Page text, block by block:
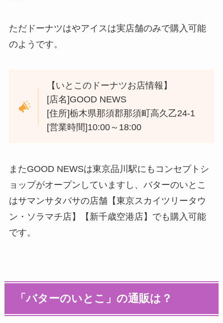
ただドーナツはやアイスは実店舗のみで購入可能
のようです。
【いとこのドーナツお店情報】
[店名]GOOD NEWS
[住所]栃木県那須郡那須町高久乙24-1
[営業時間]10:00～18:00
またGOOD NEWSは東京品川駅にもコンセプトシ
ョップがオープンしていますし、バターのいとこ
はサマンサタバサの店舗【東京スカイツリータウ
ン・ソラマチ店】【新千歳空港店】でも購入可能
です。
「バターのいとこ」の通販は？